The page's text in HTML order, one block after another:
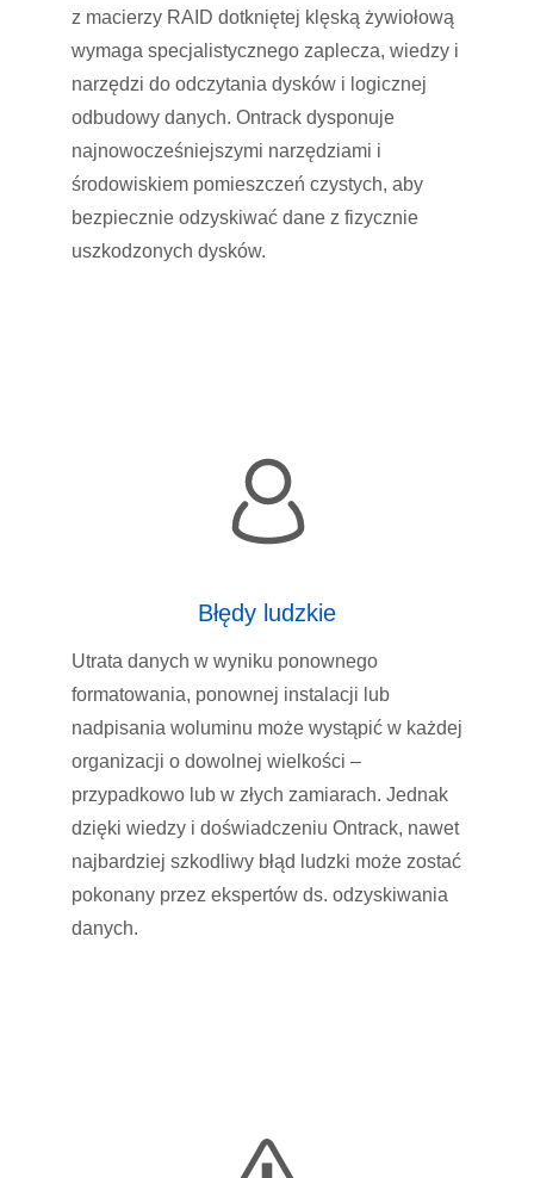
z macierzy RAID dotkniętej klęską żywiołową
wymaga specjalistycznego zaplecza, wiedzy i
narzędzi do odczytania dysków i logicznej
odbudowy danych. Ontrack dysponuje
najnowocześniejszymi narzędziami i
środowiskiem pomieszczeń czystych, aby
bezpiecznie odzyskiwać dane z fizycznie
uszkodzonych dysków.
Błędy ludzkie
Utrata danych w wyniku ponownego
formatowania, ponownej instalacji lub
nadpisania woluminu może wystąpić w każdej
organizacji o dowolnej wielkości –
przypadkowo lub w złych zamiarach. Jednak
dzięki wiedzy i doświadczeniu Ontrack, nawet
najbardziej szkodliwy błąd ludzki może zostać
pokonany przez ekspertów ds. odzyskiwania
danych.